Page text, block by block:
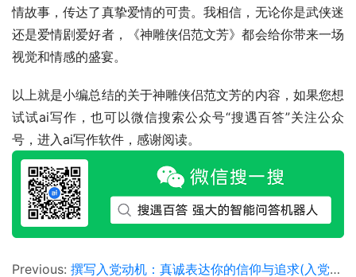
情故事，传达了真挚爱情的可贵。我相信，无论你是武侠迷
还是爱情剧爱好者，《神雕侠侣范文芳》都会给你带来一场
视觉和情感的盛宴。
以上就是小编总结的关于神雕侠侣范文芳的内容，如果您想
试试ai写作，也可以微信搜索公众号“搜遇百答”关注公众
号，进入ai写作软件，感谢阅读。
Previous: 撰写入党动机：真诚表达你的信仰与追求(入党申请书中的动机阐述技巧与范例)